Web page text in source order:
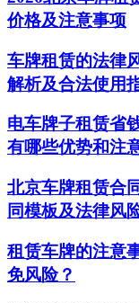
价格及注意事项
车牌租赁的法律
解析及合法使用
电车牌子租赁省
有哪些优势和注
北京车牌租赁合
同模板及法律风
租赁车牌的注意
免风险？